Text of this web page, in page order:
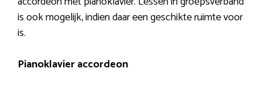
is ook mogelijk, indien daar een geschikte ruimte voor
is.
Pianoklavier accordeon